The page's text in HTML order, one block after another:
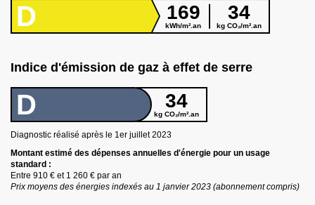
D 169
kWh/m².an
34
kg CO₂/m².an
Indice d'émission de gaz à effet de serre
D 34
kg CO₂/m².an
Diagnostic réalisé après le 1er juillet 2023
Montant estimé des dépenses annuelles d'énergie pour un usage
standard :
Entre 910 € et 1 260 € par an
Prix moyens des énergies indexés au 1 janvier 2023 (abonnement compris)